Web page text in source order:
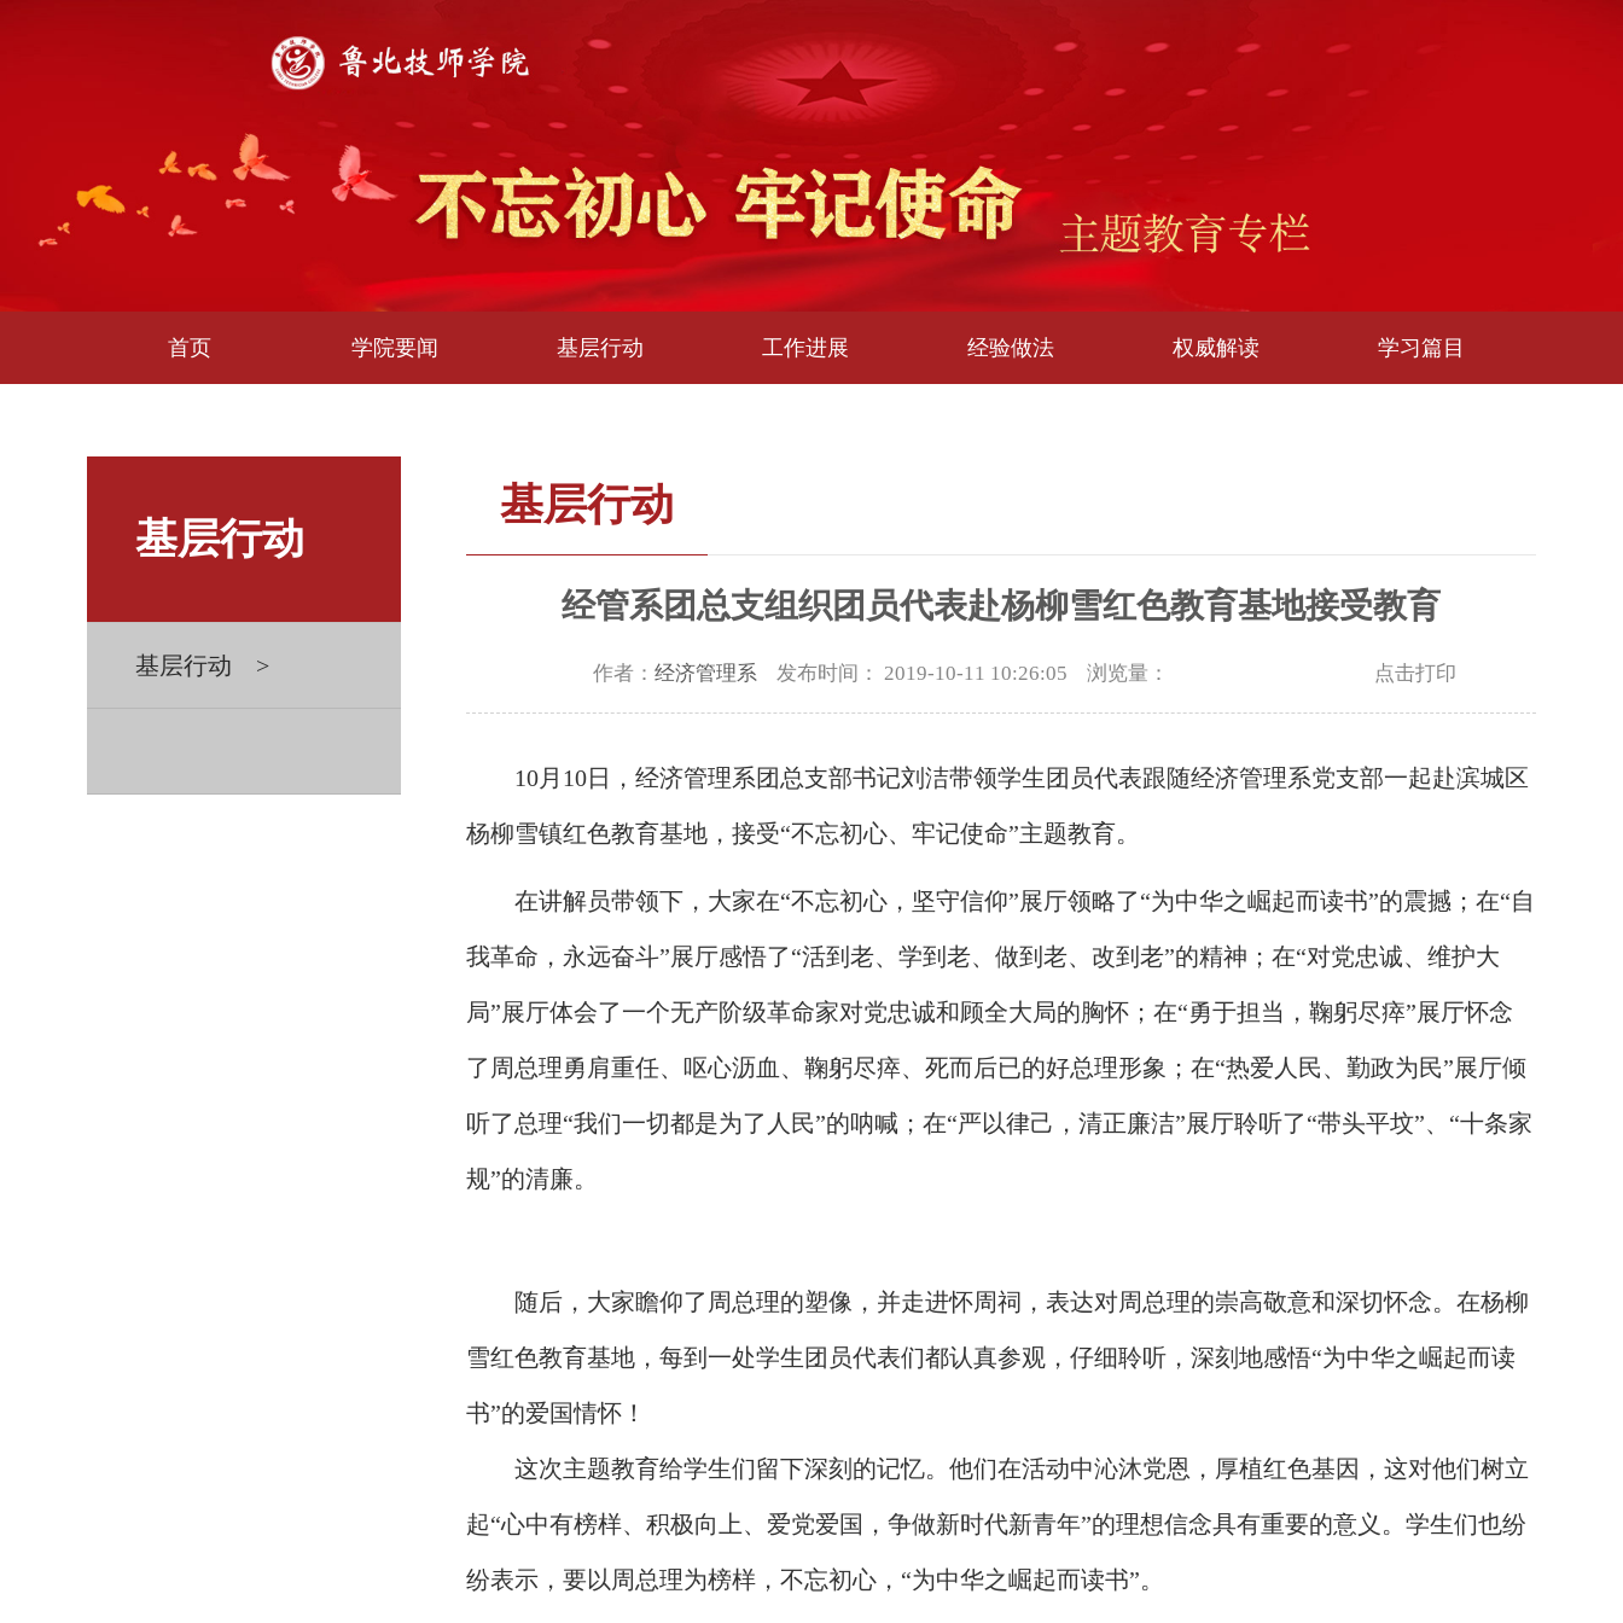
首页 学院要闻 基层行动 工作进展 经验做法 权威解读 学习篇目
基层行动
基层行动 >
基层行动
经管系团总支组织团员代表赴杨柳雪红色教育基地接受教育
作者： 经济管理系 发布时间： 2019-10-11 10:26:05 浏览量： 点击打印
10月10日，经济管理系团总支部书记刘洁带领学生团员代表跟随经济管理系党支部一起赴滨城区
杨柳雪镇红色教育基地，接受“不忘初心、牢记使命”主题教育。
在讲解员带领下，大家在“不忘初心，坚守信仰”展厅领略了“为中华之崛起而读书”的震撼；在“自
我革命，永远奋斗”展厅感悟了“活到老、学到老、做到老、改到老”的精神；在“对党忠诚、维护大
局”展厅体会了一个无产阶级革命家对党忠诚和顾全大局的胸怀；在“勇于担当，鞠躬尽瘁”展厅怀念
了周总理勇肩重任、呕心沥血、鞠躬尽瘁、死而后已的好总理形象；在“热爱人民、勤政为民”展厅倾
听了总理“我们一切都是为了人民”的呐喊；在“严以律己，清正廉洁”展厅聆听了“带头平坟”、“十条家
规”的清廉。
随后，大家瞻仰了周总理的塑像，并走进怀周祠，表达对周总理的崇高敬意和深切怀念。在杨柳
雪红色教育基地，每到一处学生团员代表们都认真参观，仔细聆听，深刻地感悟“为中华之崛起而读
书”的爱国情怀！
这次主题教育给学生们留下深刻的记忆。他们在活动中沁沐党恩，厚植红色基因，这对他们树立
起“心中有榜样、积极向上、爱党爱国，争做新时代新青年”的理想信念具有重要的意义。学生们也纷
纷表示，要以周总理为榜样，不忘初心，“为中华之崛起而读书”。